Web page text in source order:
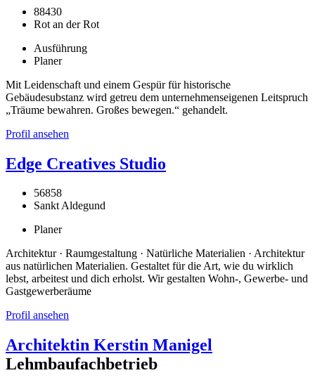
88430
Rot an der Rot
Ausführung
Planer
Mit Leidenschaft und einem Gespür für historische
Gebäudesubstanz wird getreu dem unternehmenseigenen Leitspruch
„Träume bewahren. Großes bewegen.“ gehandelt.
Profil ansehen
Edge Creatives Studio
56858
Sankt Aldegund
Planer
Architektur · Raumgestaltung · Natürliche Materialien · Architektur
aus natürlichen Materialien. Gestaltet für die Art, wie du wirklich
lebst, arbeitest und dich erholst. Wir gestalten Wohn-, Gewerbe- und
Gastgewerberäume
Profil ansehen
Architektin Kerstin Manigel
Lehmbaufachbetrieb